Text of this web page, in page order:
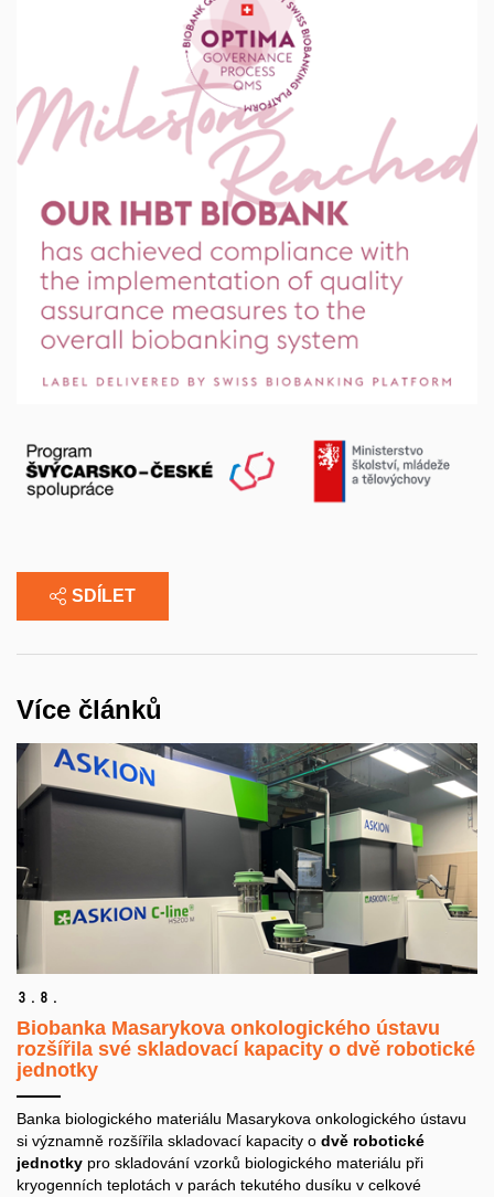
SDÍLET
Více článků
3. 8.
Biobanka Masarykova onkologického ústavu
rozšířila své skladovací kapacity o dvě robotické
jednotky
Banka biologického materiálu Masarykova onkologického ústavu
si významně rozšířila skladovací kapacity o dvě robotické
jednotky pro skladování vzorků biologického materiálu při
kryogenních teplotách v parách tekutého dusíku v celkové